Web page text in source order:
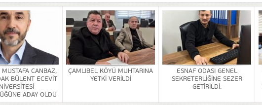
KALDIRILDI
DÜZENLENDİ
BİNASİ YAPILACAK
BÜLENT ECEVİT ÜNİVERSİTESİ REKTÖRLÜĞÜNE ADAY OLDU
MUSTAFA CANBAZ,
BÜLENT ECEVİT
ADAY OLDU
ÇAMLIBEL KÖYÜ MUHTARINA
YETKİ VERİLDİ
ESNAF ODASI GENEL
SEKRETERLİĞİNE SEZER
GETİRİLDİ.